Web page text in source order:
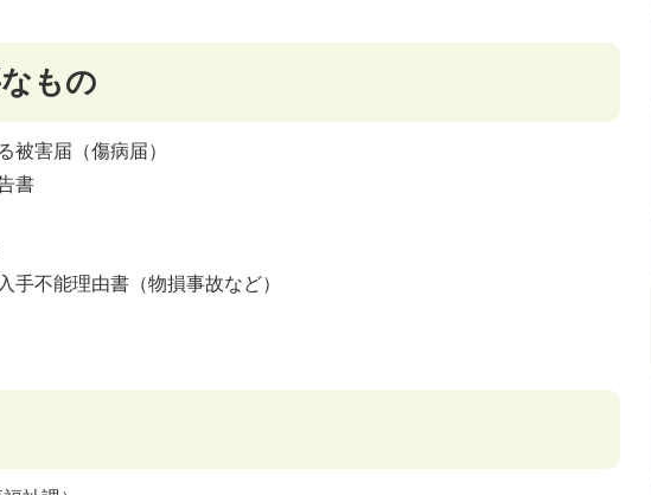
もの
被害届（傷病届）
書
手不能理由書（物損事故など）